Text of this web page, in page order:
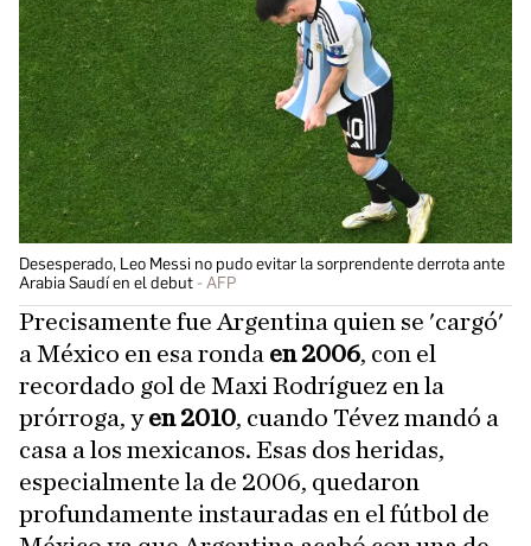
Desesperado, Leo Messi no pudo evitar la sorprendente derrota ante
Arabia Saudí en el debut
AFP
Precisamente fue Argentina quien se 'cargó'
a México en esa ronda en 2006, con el
recordado gol de Maxi Rodríguez en la
prórroga, yen 2010, cuando Tévez mandó a
casa a los mexicanos. Esas dos heridas,
especialmente la de 2006, quedaron
profundamente instauradas en el fútbol de